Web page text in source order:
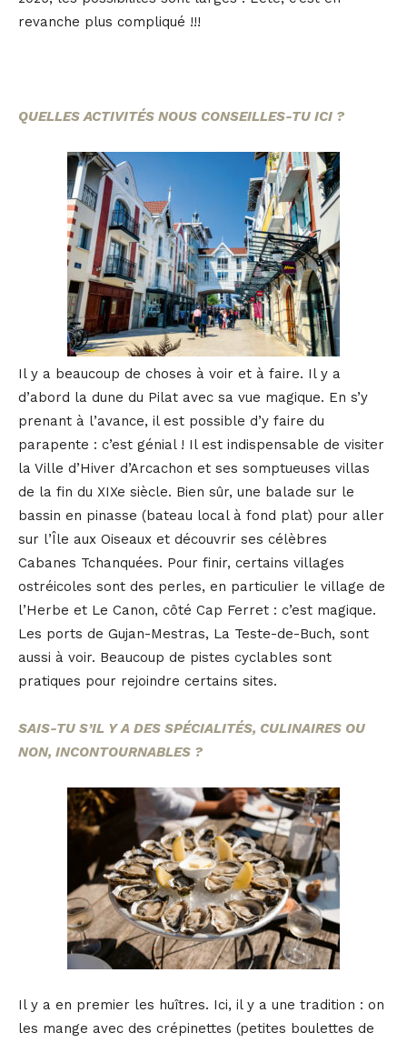
revanche plus compliqué !!!
QUELLES ACTIVITÉS NOUS CONSEILLES-TU ICI ?
Il y a beaucoup de choses à voir et à faire. Il y a
d’abord la dune du Pilat avec sa vue magique. En s’y
prenant à l’avance, il est possible d’y faire du
parapente : c’est génial ! Il est indispensable de visiter
la Ville d’Hiver d’Arcachon et ses somptueuses villas
de la fin du XIXe siècle. Bien sûr, une balade sur le
bassin en pinasse (bateau local à fond plat) pour aller
sur l’Île aux Oiseaux et découvrir ses célèbres
Cabanes Tchanquées. Pour finir, certains villages
ostréicoles sont des perles, en particulier le village de
l’Herbe et Le Canon, côté Cap Ferret : c’est magique.
Les ports de Gujan-Mestras, La Teste-de-Buch, sont
aussi à voir. Beaucoup de pistes cyclables sont
pratiques pour rejoindre certains sites.
SAIS-TU S’IL Y A DES SPÉCIALITÉS, CULINAIRES OU
NON, INCONTOURNABLES ?
Il y a en premier les huîtres. Ici, il y a une tradition : on
les mange avec des crépinettes (petites boulettes de